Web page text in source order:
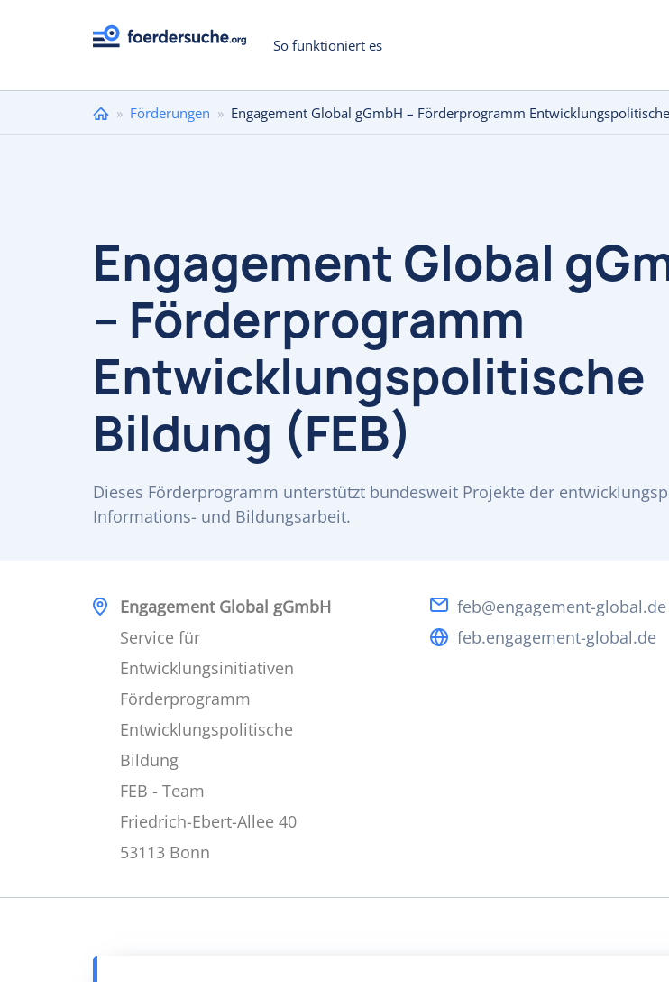
So funktioniert es
Sie
» Förderungen » Engagement Global gGmbH – Förderprogramm
Engagement Global
– Förderprogramm
Entwicklungspolitische
Bildung (FEB)
Dieses Förderprogramm unterstützt bundesweit Projekte der
Informations- und Bildungsarbeit.
Engagement Global gGmbH
Service für
Entwicklungsinitiativen
Förderprogramm
Entwicklungspolitische
Bildung
FEB - Team
Friedrich-Ebert-Allee 40
53113 Bonn
feb@engagement-global.de
feb.engagement-global.de